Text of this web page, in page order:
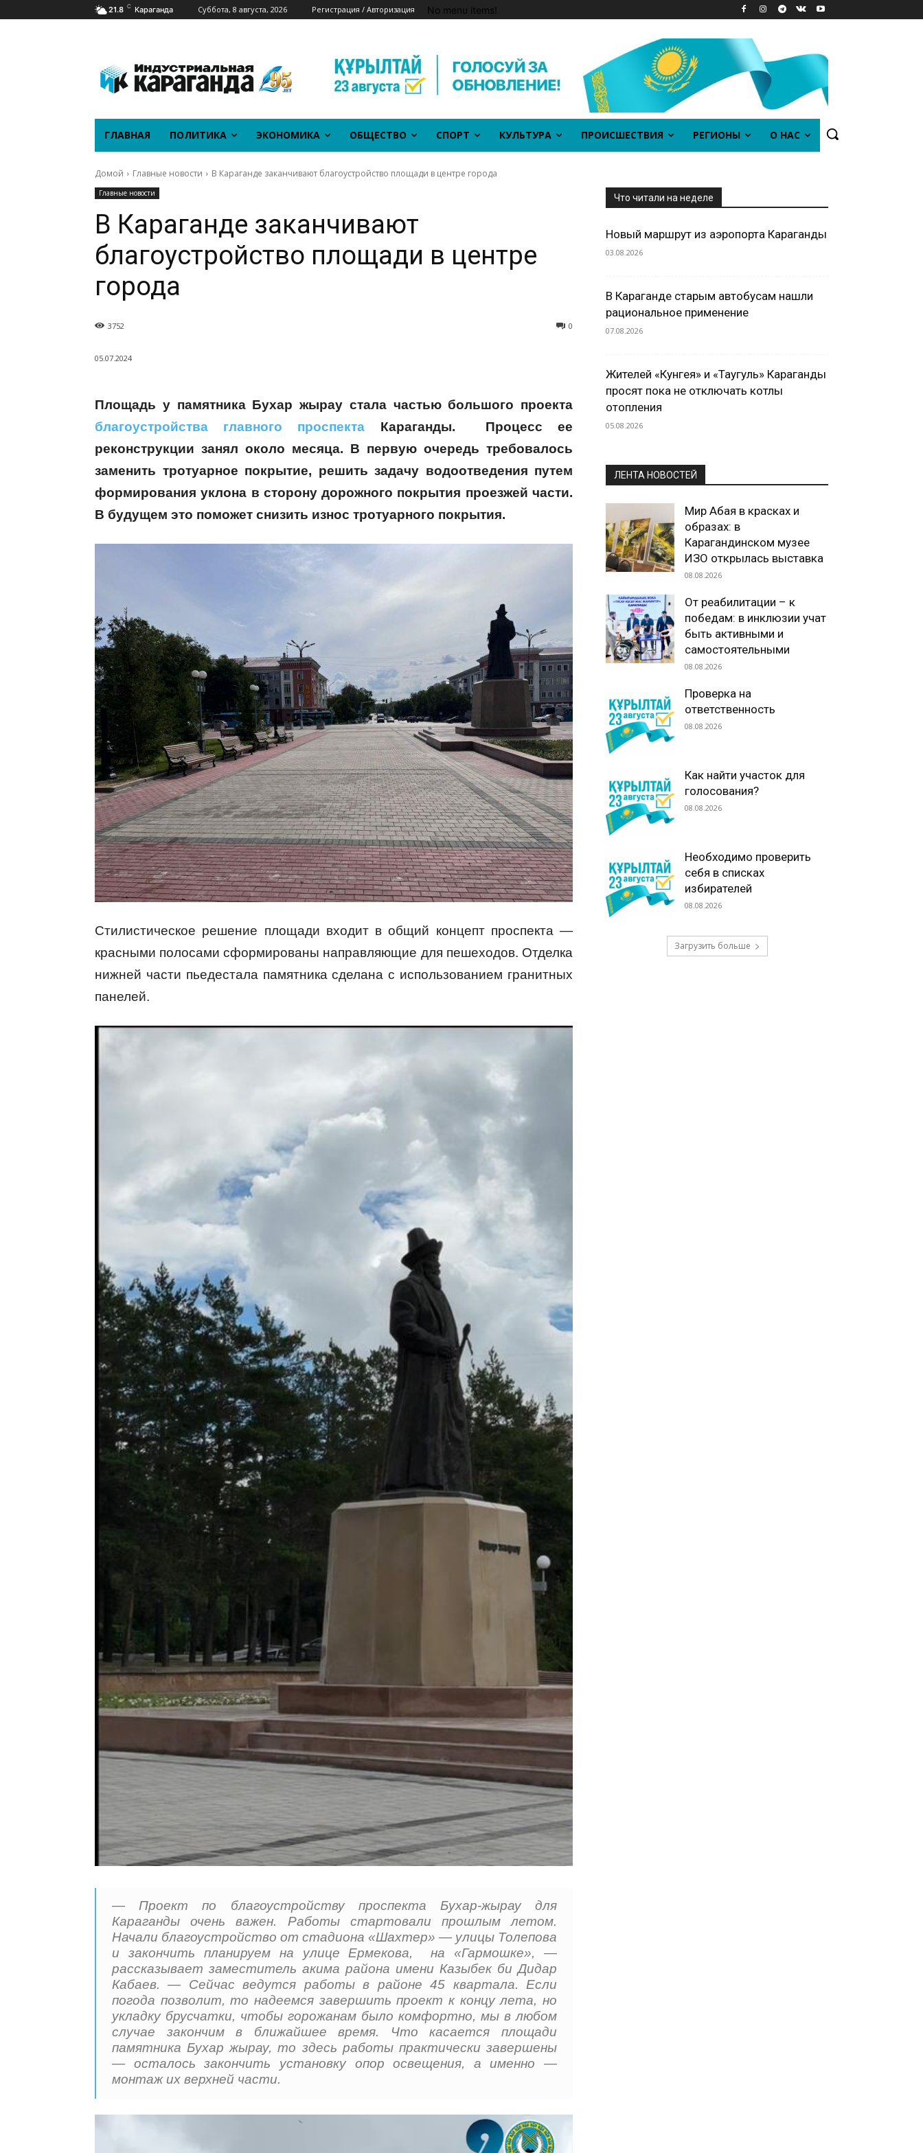
21.8 C Караганда Суббота, 8 августа, 2026 Регистрация / Авторизация No menu items!
ГЛАВНАЯ ПОЛИТИКА ЭКОНОМИКА ОБЩЕСТВО СПОРТ КУЛЬТУРА ПРОИСШЕСТВИЯ РЕГИОНЫ О НАС
Домой Главные новости В Караганде заканчивают благоустройство площади в центре города
Главные новости
В Караганде заканчивают
благоустройство площади в центре
города
0
3752
05.07.2024
Площадь у памятника Бухар жырау стала частью большого проекта
благоустройства главного проспекта Караганды. Процесс ее
реконструкции занял около месяца. В первую очередь требовалось
заменить тротуарное покрытие, решить задачу водоотведения путем
формирования уклона в сторону дорожного покрытия проезжей части.
В будущем это поможет снизить износ тротуарного покрытия.
Стилистическое решение площади входит в общий концепт проспекта —
красными полосами сформированы направляющие для пешеходов. Отделка
нижней части пьедестала памятника сделана с использованием гранитных
панелей.
— Проект по благоустройству проспекта Бухар-жырау для
Караганды очень важен. Работы стартовали прошлым летом.
Начали благоустройство от стадиона «Шахтер» — улицы Толепова
и закончить планируем на улице Ермекова, на «Гармошке», —
рассказывает заместитель акима района имени Казыбек би Дидар
Кабаев. — Сейчас ведутся работы в районе 45 квартала. Если
погода позволит, то надеемся завершить проект к концу лета, но
укладку брусчатки, чтобы горожанам было комфортно, мы в любом
случае закончим в ближайшее время. Что касается площади
памятника Бухар жырау, то здесь работы практически завершены
— осталось закончить установку опор освещения, а именно —
монтаж их верхней части.
Что читали на неделе
Новый маршрут из аэропорта Караганды
03.08.2026
В Караганде старым автобусам нашли
рациональное применение
07.08.2026
Жителей «Кунгея» и «Таугуль» Караганды
просят пока не отключать котлы
отопления
05.08.2026
ЛЕНТА НОВОСТЕЙ
Мир Абая в красках и
образах: в
Карагандинском музее
ИЗО открылась выставка
08.08.2026
От реабилитации – к
победам: в инклюзии учат
быть активными и
самостоятельными
08.08.2026
Проверка на
ответственность
08.08.2026
Как найти участок для
голосования?
08.08.2026
Необходимо проверить
себя в списках
избирателей
08.08.2026
Загрузить больше